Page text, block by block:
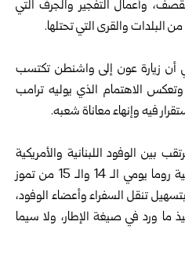
وأعمال التفجير والجرف التي
البلدات والقرى التي تحتلها.
أن زيارة عون إلى واشنطن تكتسب
الاهتمام الذي يوليه ترامب
فيه وإنهاء معاناة شعبه.
بين الوفود اللبنانية والأمريكية
والإسرائيلية في العاصمة الإيطالية روما يومي الـ 14 والـ 15 من تموز
تنقل السفراء وأعضاء الوفود،
ما ورد في صيغة الإطار، ولا سيما